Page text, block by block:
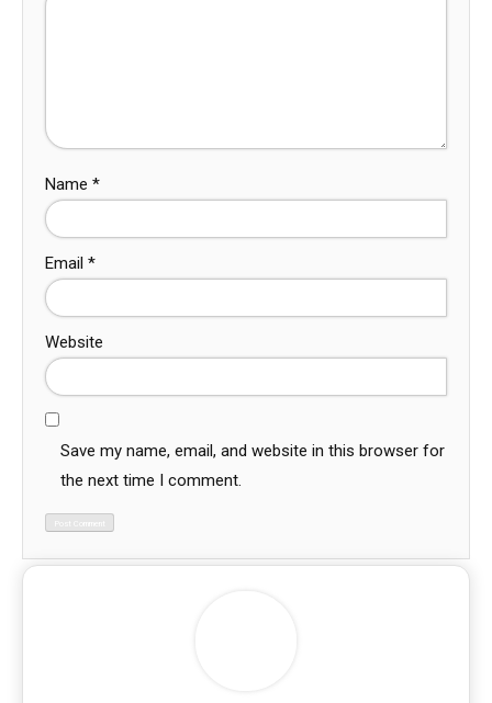
Name *
Email *
Website
Save my name, email, and website in this browser for
the next time I comment.